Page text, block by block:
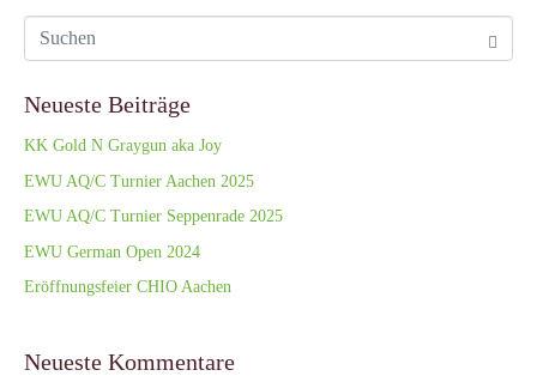
Neueste Beiträge
KK Gold N Graygun aka Joy
EWU AQ/C Turnier Aachen 2025
EWU AQ/C Turnier Seppenrade 2025
EWU German Open 2024
Eröffnungsfeier CHIO Aachen
Neueste Kommentare